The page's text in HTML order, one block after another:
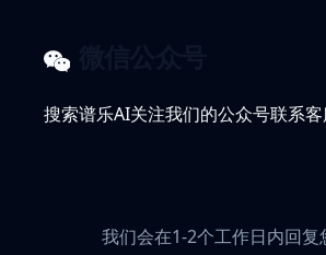
搜索谱乐AI关注我们的公众号联系客
我们会在1-2个工作日内回复